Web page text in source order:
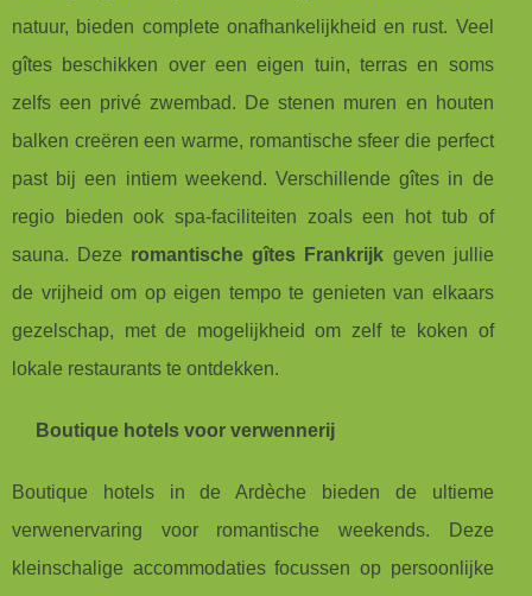
natuur, bieden complete onafhankelijkheid en rust. Veel
gîtes beschikken over een eigen tuin, terras en soms
zelfs een privé zwembad. De stenen muren en houten
balken creëren een warme, romantische sfeer die perfect
past bij een intiem weekend. Verschillende gîtes in de
regio bieden ook spa-faciliteiten zoals een hot tub of
sauna. Deze romantische gîtes Frankrijk geven jullie
de vrijheid om op eigen tempo te genieten van elkaars
gezelschap, met de mogelijkheid om zelf te koken of
lokale restaurants te ontdekken.
Boutique hotels voor verwennerij
Boutique hotels in de Ardèche bieden de ultieme
verwenervaring voor romantische weekends. Deze
kleinschalige accommodaties focussen op persoonlijke